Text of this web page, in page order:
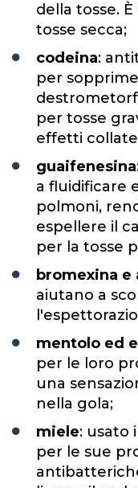
della tosse.
tosse secca;
codeina:
per
per tosse
effetti
guaifenesina
a fluidificare
polmoni,
espellere il
per la tosse
bromexina e
aiutano a
mentolo ed
per le loro
una
nella gola;
miele: usato
per le sue